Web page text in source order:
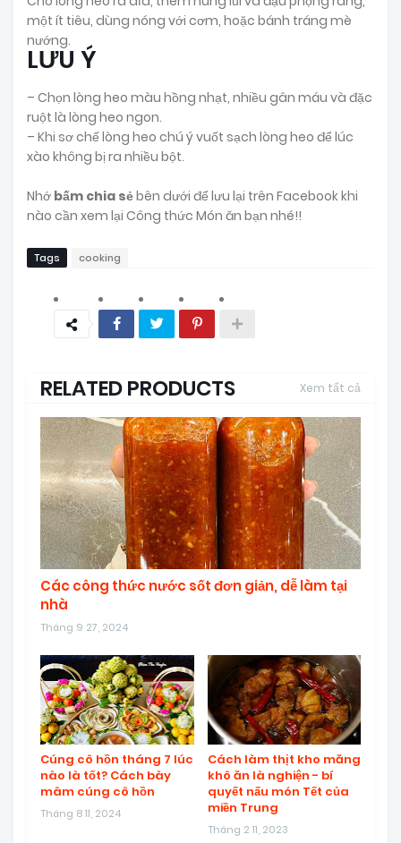
một ít tiêu, dùng nóng với cơm, hoặc bánh tráng mè
nướng.
LƯU Ý
– Chọn lòng heo màu hồng nhạt, nhiều gân máu và đặc
ruột là lòng heo ngon.
– Khi sơ chế lòng heo chú ý vuốt sạch lòng heo để lúc
xào không bị ra nhiều bột.
Nhớ bấm chia sẻbên dưới để lưu lại trên Facebook khi
nào cần xem lại Công thức Món ăn bạn nhé!!
Tags cooking
RELATED PRODUCTS Xem tất cả
Các công thức nước sốt đơn giản, dễ làm tại
nhà
Tháng 9 27, 2024
Cúng cô hồn tháng 7 lúc
nào là tốt? Cách bày
mâm cúng cô hồn
Tháng 8 11, 2024
Cách làm thịt kho măng
khô ăn là nghiện - bí
quyết nấu món Tết của
miền Trung
Tháng 2 11, 2023